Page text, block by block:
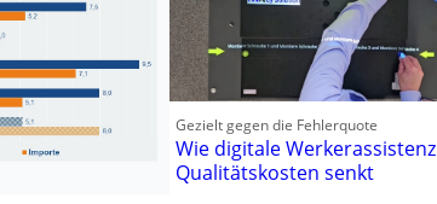
Gezielt gegen die Fehlerquote
Wie digitale Werkerassistenz
Qualitätskosten senkt